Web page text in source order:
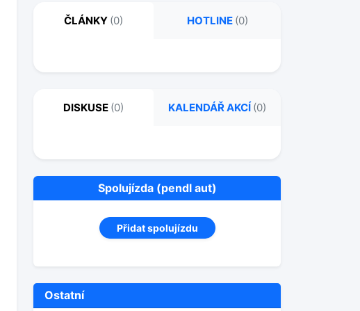
ČLÁNKY (0) HOTLINE (0)
DISKUSE (0) KALENDÁŘ AKCÍ (0)
Spolujízda (pendl aut)
Přidat spolujízdu
Ostatní